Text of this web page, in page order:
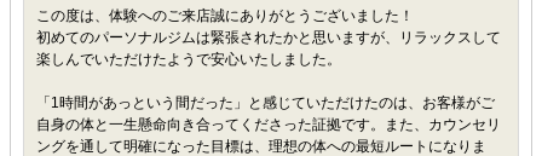
この度は、体験へのご来店誠にありがとうございました！
初めてのパーソナルジムは緊張されたかと思いますが、リラックスして
楽しんでいただけたようで安心いたしました。
「1時間があっという間だった」と感じていただけたのは、お客様がご
自身の体と一生懸命向き合ってくださった証拠です。また、カウンセリ
ングを通して明確になった目標は、理想の体への最短ルートになりま